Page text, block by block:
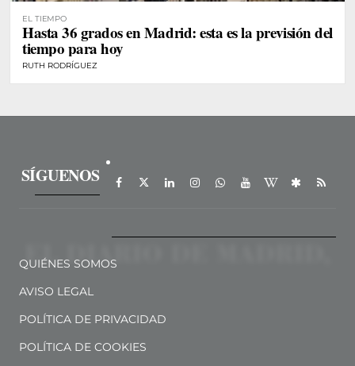
EL TIEMPO
Hasta 36 grados en Madrid: esta es la previsión del
tiempo para hoy
RUTH RODRÍGUEZ
SÍGUENOS
QUIÉNES SOMOS
AVISO LEGAL
POLÍTICA DE PRIVACIDAD
POLÍTICA DE COOKIES